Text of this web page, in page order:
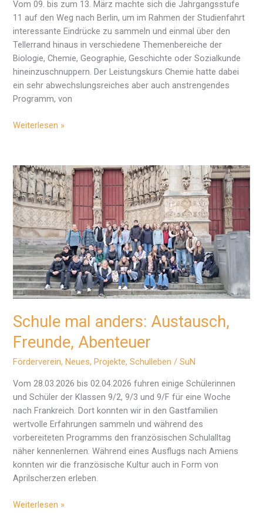
Vom 09. bis zum 13. März machte sich die Jahrgangsstufe
11 auf den Weg nach Berlin, um im Rahmen der Studienfahrt
interessante Eindrücke zu sammeln und einmal über den
Tellerrand hinaus in verschiedene Themenbereiche der
Biologie, Chemie, Geographie, Geschichte oder Sozialkunde
hineinzuschnuppern. Der Leistungskurs Chemie hatte dabei
ein sehr abwechslungsreiches aber auch anstrengendes
Programm, von
Studienfahrt
ein
Rückblick
Weiterlesen »
Schule mal anders: Austausch,
Freunde, Abenteuer
Förderverein,Neues,Projekte,Schulleben /SuN
Vom 28.03.2026 bis 02.04.2026 fuhren einige Schülerinnen
und Schüler der Klassen 9/2, 9/3 und 9/F für eine Woche
nach Frankreich. Dort konnten wir in den Gastfamilien
wertvolle Erfahrungen sammeln und während des
vorbereiteten Programms den französischen Schulalltag
näher kennenlernen. Während eines Ausflugs nach Amiens
konnten wir die französische Kultur auch in Form von
Aprilscherzen erleben.
Schule
Weiterlesen »